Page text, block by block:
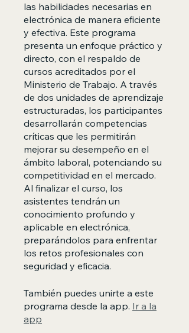
las habilidades necesarias en
electrónica de manera eficiente
y efectiva. Este programa
presenta un enfoque práctico y
directo, con el respaldo de
cursos acreditados por el
Ministerio de Trabajo. A través
de dos unidades de aprendizaje
estructuradas, los participantes
desarrollarán competencias
críticas que les permitirán
mejorar su desempeño en el
ámbito laboral, potenciando su
competitividad en el mercado.
Al finalizar el curso, los
asistentes tendrán un
conocimiento profundo y
aplicable en electrónica,
preparándolos para enfrentar
los retos profesionales con
seguridad y eficacia.
También puedes unirte a este
programa desde la app. Ir a la
app